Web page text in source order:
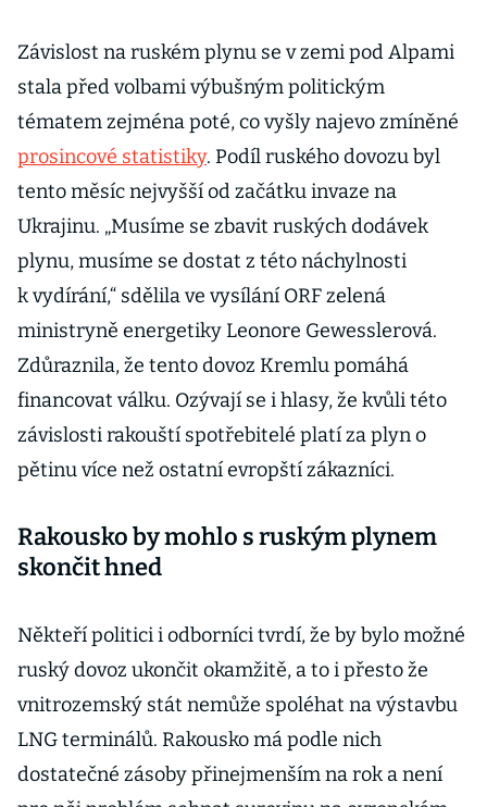
Závislost na ruském plynu se v zemi pod Alpami
stala před volbami výbušným politickým
tématem zejména poté, co vyšly najevo zmíněné
prosincové statistiky. Podíl ruského dovozu byl
tento měsíc nejvyšší od začátku invaze na
Ukrajinu. „Musíme se zbavit ruských dodávek
plynu, musíme se dostat z této náchylnosti
k vydírání,“ sdělila ve vysílání ORF zelená
ministryně energetiky Leonore Gewesslerová.
Zdůraznila, že tento dovoz Kremlu pomáhá
financovat válku. Ozývají se i hlasy, že kvůli této
závislosti rakouští spotřebitelé platí za plyn o
pětinu více než ostatní evropští zákazníci.
Rakousko by mohlo s ruským plynem
skončit hned
Někteří politici i odborníci tvrdí, že by bylo možné
ruský dovoz ukončit okamžitě, a to i přesto že
vnitrozemský stát nemůže spoléhat na výstavbu
LNG terminálů. Rakousko má podle nich
dostatečné zásoby přinejmenším na rok a není